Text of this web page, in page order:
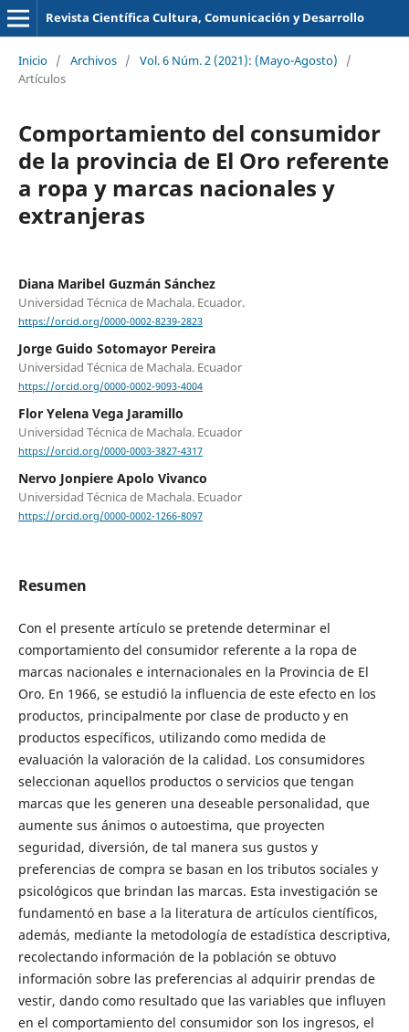
Revista Científica Cultura, Comunicación y Desarrollo
Inicio / Archivos / Vol. 6 Núm. 2 (2021): (Mayo-Agosto)
/
Artículos
Comportamiento del consumidor
de la provincia de El Oro referente
a ropa y marcas nacionales y
extranjeras
Diana Maribel Guzmán Sánchez
Universidad Técnica de Machala. Ecuador.
https://orcid.org/0000-0002-8239-2823
Jorge Guido Sotomayor Pereira
Universidad Técnica de Machala. Ecuador
https://orcid.org/0000-0002-9093-4004
Flor Yelena Vega Jaramillo
Universidad Técnica de Machala. Ecuador
https://orcid.org/0000-0003-3827-4317
Nervo Jonpiere Apolo Vivanco
Universidad Técnica de Machala. Ecuador
https://orcid.org/0000-0002-1266-8097
Resumen
Con el presente artículo se pretende determinar el
comportamiento del consumidor referente a la ropa de
marcas nacionales e internacionales en la Provincia de El
Oro. En 1966, se estudió la influencia de este efecto en los
productos, principalmente por clase de producto y en
productos específicos, utilizando como medida de
evaluación la valoración de la calidad. Los consumidores
seleccionan aquellos productos o servicios que tengan
marcas que les generen una deseable personalidad, que
aumente sus ánimos o autoestima, que proyecten
seguridad, diversión, de tal manera sus gustos y
preferencias de compra se basan en los tributos sociales y
psicológicos que brindan las marcas. Esta investigación se
fundamentó en base a la literatura de artículos científicos,
además, mediante la metodología de estadística descriptiva,
recolectando información de la población se obtuvo
información sobre las preferencias al adquirir prendas de
vestir, dando como resultado que las variables que influyen
en el comportamiento del consumidor son los ingresos, el